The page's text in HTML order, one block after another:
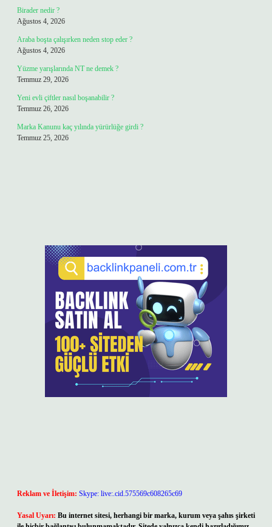
Birader nedir ?
Ağustos 4, 2026
Araba boşta çalışırken neden stop eder ?
Ağustos 4, 2026
Yüzme yarışlarında NT ne demek ?
Temmuz 29, 2026
Yeni evli çiftler nasıl boşanabilir ?
Temmuz 26, 2026
Marka Kanunu kaç yılında yürürlüğe girdi ?
Temmuz 25, 2026
Reklam ve İletişim: Skype: live:.cid.575569c608265c69
Yasal Uyarı: Bu internet sitesi, herhangi bir marka, kurum veya şahıs şirketi